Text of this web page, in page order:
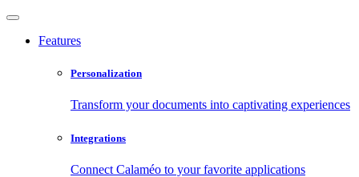
Features
Personalization
Transform your documents into captivating experiences
Integrations
Connect Calaméo to your favorite applications